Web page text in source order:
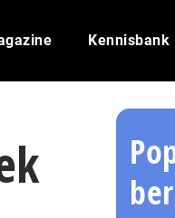
Kennisbank